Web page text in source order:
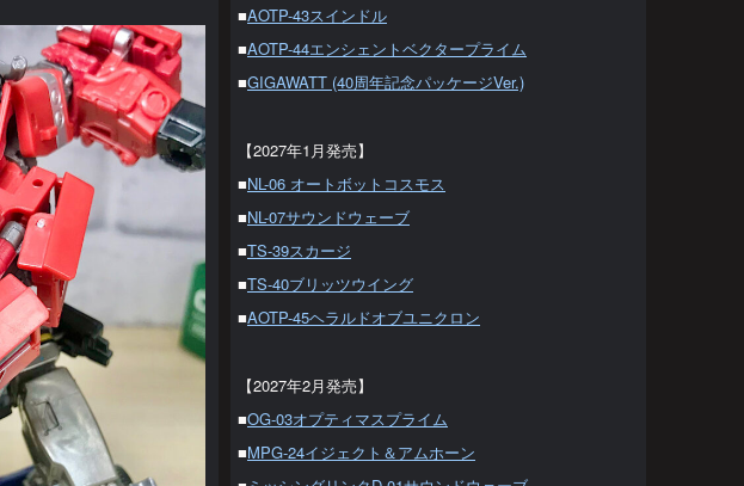
■AOTP-43スインドル
■AOTP-44エンシェントベクタープライム
■GIGAWATT (40周年記念パッケージVer.)
【2027年1月発売】
■NL-06 オートボットコスモス
■NL-07サウンドウェーブ
■TS-39スカージ
■TS-40ブリッツウイング
■AOTP-45ヘラルドオブユニクロン
【2027年2月発売】
■OG-03オプティマスプライム
■MPG-24イジェクト＆アムホーン